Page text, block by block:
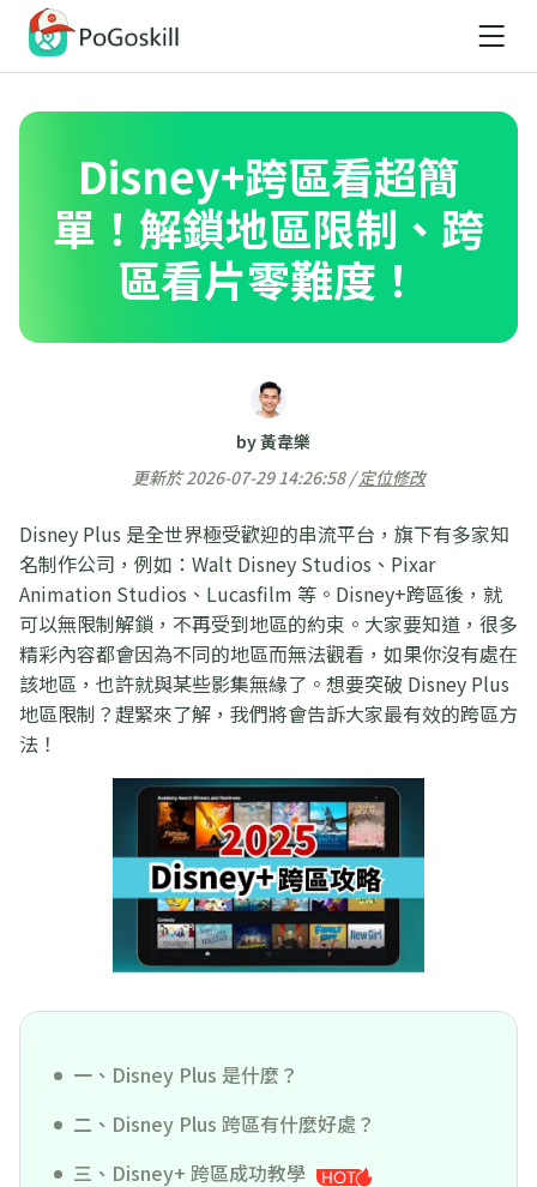
Disney+跨區看超簡
單！解鎖地區限制、跨
區看片零難度！
by 黃韋樂
更新於 2026-07-29 14:26:58 /定位修改
Disney Plus 是全世界極受歡迎的串流平台，旗下有多家知
名制作公司，例如：Walt Disney Studios、Pixar
Animation Studios、Lucasfilm 等。Disney+跨區後，就
可以無限制解鎖，不再受到地區的約束。大家要知道，很多
精彩內容都會因為不同的地區而無法觀看，如果你沒有處在
該地區，也許就與某些影集無緣了。想要突破 Disney Plus
地區限制？趕緊來了解，我們將會告訴大家最有效的跨區方
法！
一、Disney Plus 是什麼？
二、Disney Plus 跨區有什麼好處？
三、Disney+ 跨區成功教學